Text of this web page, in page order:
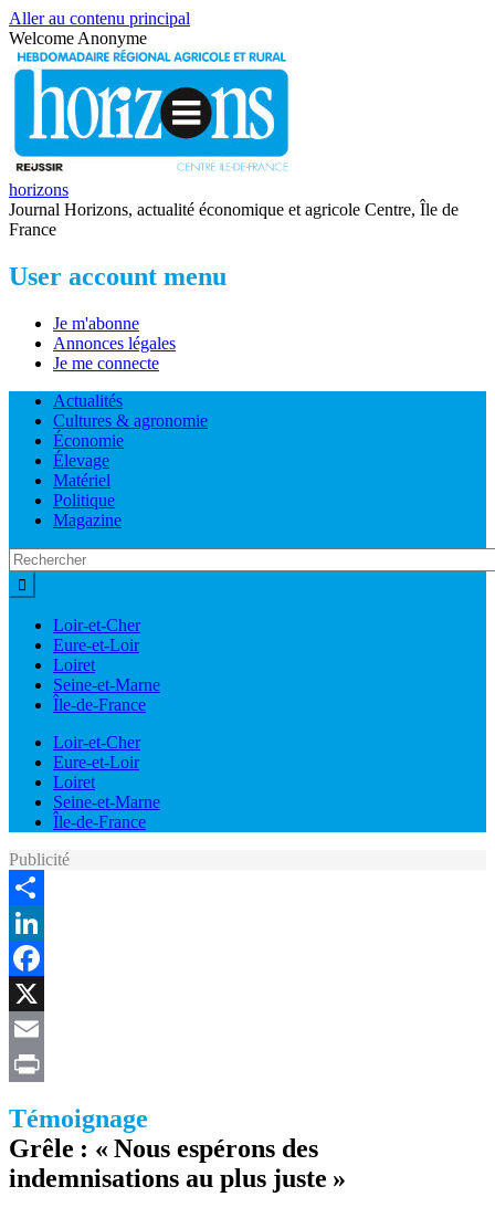
Aller au contenu principal
Welcome Anonyme
horizons
Journal Horizons, actualité économique et agricole Centre, Île de
France
User account menu
Je m'abonne
Annonces légales
Je me connecte
Actualités
Cultures & agronomie
Économie
Élevage
Matériel
Politique
Magazine
Loir-et-Cher
Eure-et-Loir
Loiret
Seine-et-Marne
Île-de-France
Loir-et-Cher
Eure-et-Loir
Loiret
Seine-et-Marne
Île-de-France
Publicité
Share
LinkedIn
Facebook
X
Email
Témoignage
Grêle : « Nous espérons des
indemnisations au plus juste »